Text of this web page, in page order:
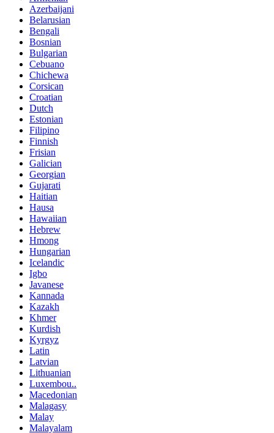
Azerbaijani
Belarusian
Bengali
Bosnian
Bulgarian
Cebuano
Chichewa
Corsican
Croatian
Dutch
Estonian
Filipino
Finnish
Frisian
Galician
Georgian
Gujarati
Haitian
Hausa
Hawaiian
Hebrew
Hmong
Hungarian
Icelandic
Igbo
Javanese
Kannada
Kazakh
Khmer
Kurdish
Kyrgyz
Latin
Latvian
Lithuanian
Luxembou..
Macedonian
Malagasy
Malay
Malayalam